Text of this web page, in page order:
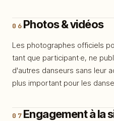
06 Photos & vidéos
Les photographes officiels
tant que participant·e, ne
d'autres danseurs sans leur
plus important pour les
07 Engagement à la